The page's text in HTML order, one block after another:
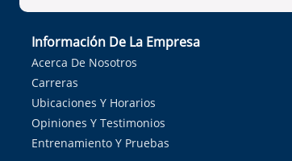
Información De La Empresa
Acerca De Nosotros
Carreras
Ubicaciones Y Horarios
Opiniones Y Testimonios
Entrenamiento Y Pruebas